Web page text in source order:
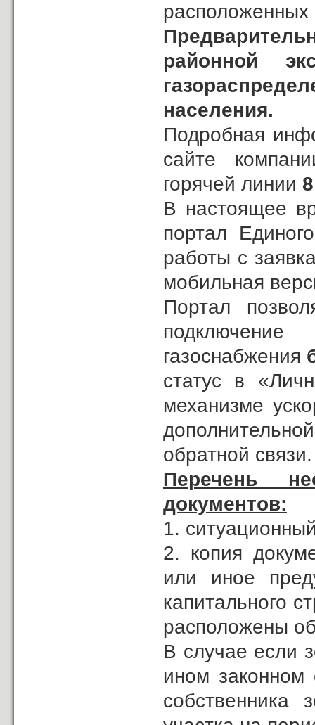
районной
населения.
Подробная
сайте
горячей линии
В настоящее
портал
работы с
мобильная
Портал
газоснабжения
статус в
механизме
обратной связи.
Перечень
документов:
1.
2. копия
или иное
капитального
расположены
В случае если
ином законном
собственника